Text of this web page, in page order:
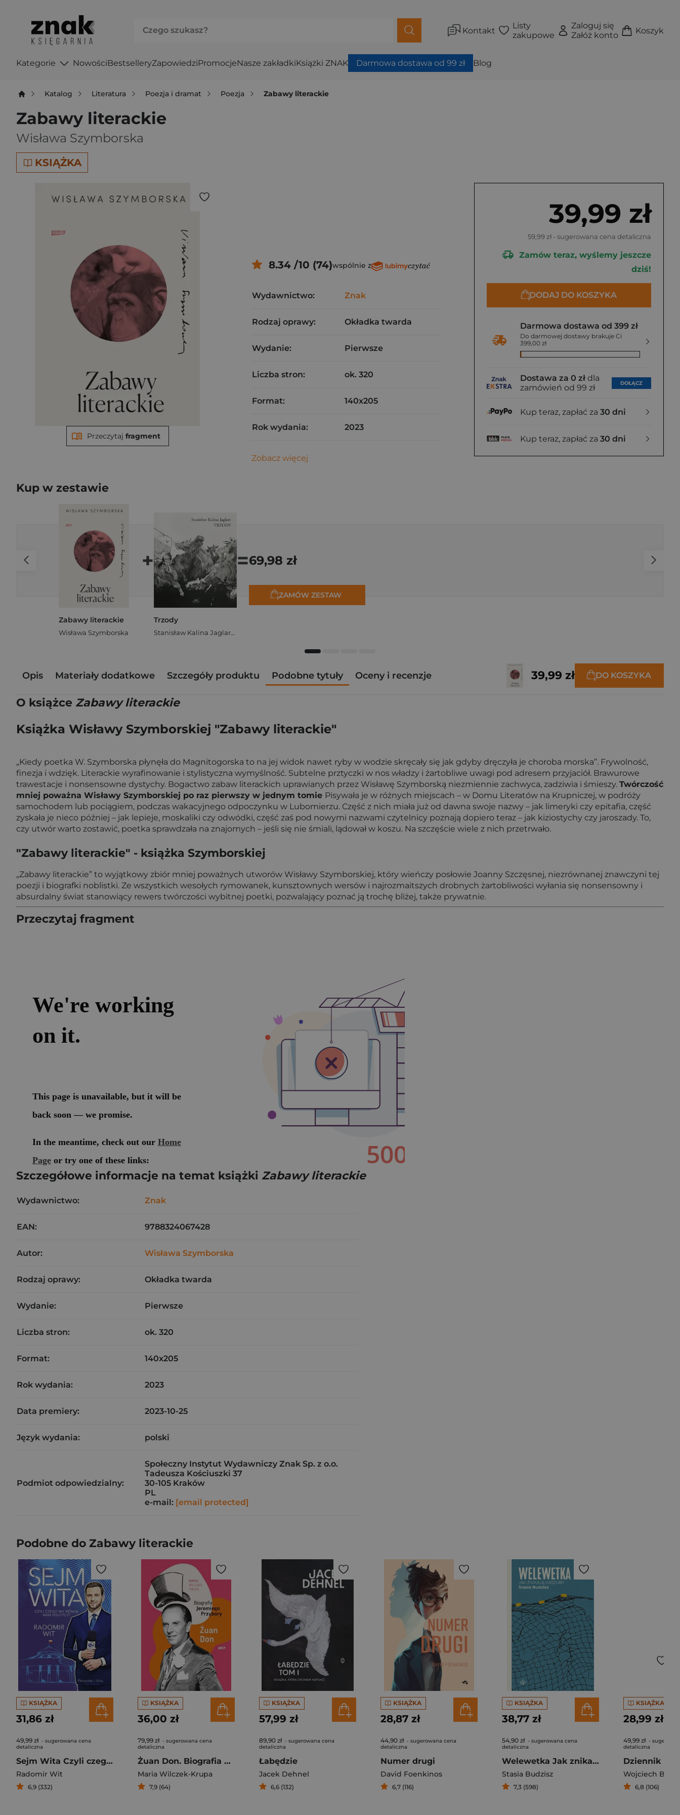
Kontakt
Listy
zakupowe
Zaloguj się
Załóż konto
Koszyk
Kategorie NowościBestselleryZapowiedziPromocjeNasze zakładkiKsiążki ZNAK Darmowa dostawa od 99 zł Blog
Katalog Literatura Poezja i dramat Poezja Zabawy literackie
Zabawy literackie
Wisława Szymborska
KSIĄŻKA
Przeczytaj fragment
39,99 zł
59,99 zł - sugerowana cena detaliczna
Zamów teraz, wyślemy jeszcze
dziś!
DODAJ DO KOSZYKA
Darmowa dostawa od 399 zł
Do darmowej dostawy brakuje Ci
399,00 zł
Dostawa za 0 zł dla
zamówień od 99 zł
DOŁĄCZ
Kup teraz, zapłać za 30 dni
Kup teraz, zapłać za 30 dni
8.34 /10 (74)wspólnie z
Wydawnictwo: Znak
Rodzaj oprawy: Okładka twarda
Wydanie: Pierwsze
Liczba stron: ok. 320
Format: 140x205
Rok wydania: 2023
Zobacz więcej
Kup w zestawie
Zabawy literackie
Wisława Szymborska
+
Trzody
Stanisław Kalina Jaglarz
=69,98 zł
ZAMÓW ZESTAW
Opis Materiały dodatkowe Szczegóły produktu Podobne tytuły Oceny i recenzje 39,99 zł DO KOSZYKA
O książce Zabawy literackie
Książka Wisławy Szymborskiej "Zabawy literackie"
„Kiedy poetka W. Szymborska płynęła do Magnitogorska to na jej widok nawet ryby w wodzie skręcały się jak gdyby dręczyła je choroba morska”. Frywolność,
finezja i wdzięk. Literackie wyrafinowanie i stylistyczna wymyślność. Subtelne prztyczki w nos władzy i żartobliwe uwagi pod adresem przyjaciół. Brawurowe
trawestacje i nonsensowne dystychy. Bogactwo zabaw literackich uprawianych przez Wisławę Szymborską niezmiennie zachwyca, zadziwia i śmieszy. Twórczość
mniej poważna Wisławy Szymborskiej po raz pierwszy w jednym tomie Pisywała je w różnych miejscach – w Domu Literatów na Krupniczej, w podróży
samochodem lub pociągiem, podczas wakacyjnego odpoczynku w Lubomierzu. Część z nich miała już od dawna swoje nazwy – jak limeryki czy epitafia, część
zyskała je nieco później – jak lepieje, moskaliki czy odwódki, część zaś pod nowymi nazwami czytelnicy poznają dopiero teraz – jak kiziostychy czy jaroszady. To,
czy utwór warto zostawić, poetka sprawdzała na znajomych – jeśli się nie śmiali, lądował w koszu. Na szczęście wiele z nich przetrwało.
"Zabawy literackie" - książka Szymborskiej
„Zabawy literackie” to wyjątkowy zbiór mniej poważnych utworów Wisławy Szymborskiej, który wieńczy posłowie Joanny Szczęsnej, niezrównanej znawczyni tej
poezji i biografki noblistki. Ze wszystkich wesołych rymowanek, kunsztownych wersów i najrozmaitszych drobnych żartobliwości wyłania się nonsensowny i
absurdalny świat stanowiący rewers twórczości wybitnej poetki, pozwalający poznać ją trochę bliżej, także prywatnie.
Przeczytaj fragment
Szczegółowe informacje na temat książki Zabawy literackie
Wydawnictwo: Znak
EAN: 9788324067428
Autor: Wisława Szymborska
Rodzaj oprawy: Okładka twarda
Wydanie: Pierwsze
Liczba stron: ok. 320
Format: 140x205
Rok wydania: 2023
Data premiery: 2023-10-25
Język wydania: polski
Podmiot odpowiedzialny:
Społeczny Instytut Wydawniczy Znak Sp. z o.o.
Tadeusza Kościuszki 37
30-105 Kraków
PL
e-mail: [email protected]
Podobne do Zabawy literackie
KSIĄŻKA
31,86 zł
49,99 zł - sugerowana cena
detaliczna
Sejm Wita Czyli czego nie mówią wam politycy?
Radomir Wit
6,9 (332)
KSIĄŻKA
36,00 zł
79,99 zł - sugerowana cena
detaliczna
Żuan Don. Biografia Jeremiego Przybory
Maria Wilczek-Krupa
7,9 (64)
KSIĄŻKA
57,99 zł
89,90 zł - sugerowana cena
detaliczna
Łabędzie
Jacek Dehnel
6,6 (132)
KSIĄŻKA
28,87 zł
44,90 zł - sugerowana cena
detaliczna
Numer drugi
David Foenkinos
6,7 (116)
KSIĄŻKA
38,77 zł
54,90 zł - sugerowana cena
detaliczna
Welewetka Jak znikają Kaszuby
Stasia Budzisz
7,3 (598)
KSIĄŻKA
28,99 zł
49,99 zł -
detaliczna
Dziennik
Wojciech
6,8 (106)